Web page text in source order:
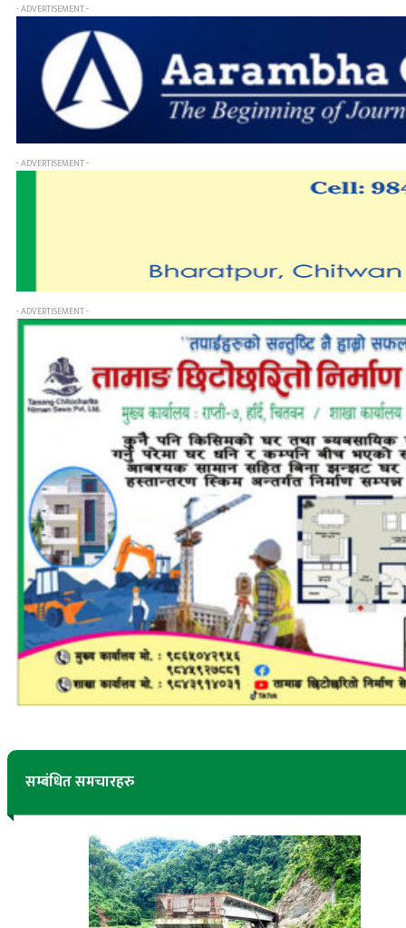
- ADVERTISEMENT -
- ADVERTISEMENT -
- ADVERTISEMENT -
सम्बंधित समचारहरु